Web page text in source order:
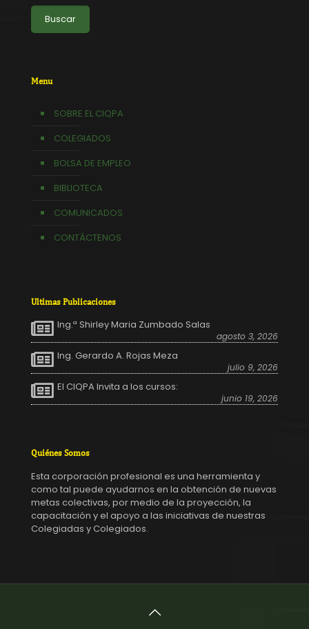
Buscar
Menu
SOBRE EL CIQPA
COLEGIADOS
BOLSA DE EMPLEO
BIBLIOTECA
COMUNICADOS
CONTÁCTENOS
Ultimas Publicaciones
Ing.ª Shirley Maria Zumbado Salas
agosto 3, 2026
Ing. Gerardo A. Rojas Meza
julio 9, 2026
El CIQPA Invita a los cursos:
junio 19, 2026
Quiénes Somos
Esta corporación profesional es una herramienta y
como tal puede ayudarnos en la obtención de nuevas
metas colectivas, por medio de la proyección, la
capacitación y el apoyo a las iniciativas de nuestras
Colegiadas y Colegiados.